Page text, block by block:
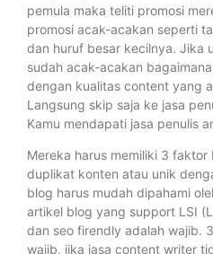
pemula maka teliti promosi
promosi acak-acakan seperti
dan huruf besar kecilnya. Jika
sudah acak-acakan
dengan kualitas content yang
Langsung skip saja ke jasa
Kamu mendapati jasa penulis
Mereka harus memiliki 3
duplikat konten atau unik
blog harus mudah dipahami
artikel blog yang support LSI
dan seo firendly adalah wajib.
wajib, jika jasa content writer